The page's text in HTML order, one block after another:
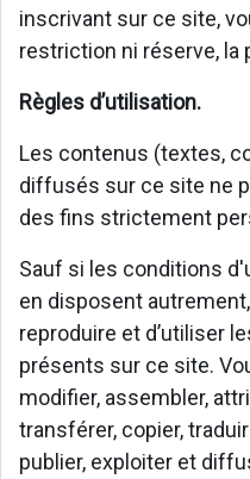
inscrivant sur ce site,
restriction ni réserve, la
Règles d’utilisation.
Les contenus (textes,
diffusés sur ce site ne
des fins strictement
Sauf si les conditions
en disposent
reproduire et d’utiliser
présents sur ce site.
modifier, assembler,
transférer, copier,
publier, exploiter et